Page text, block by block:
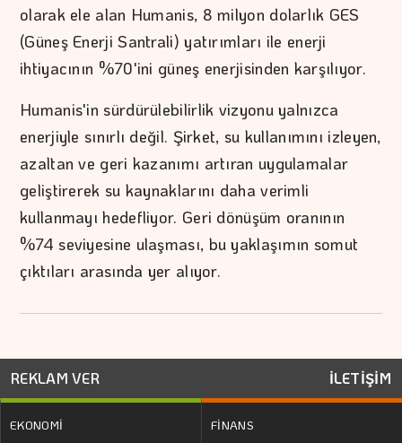
olarak ele alan Humanis, 8 milyon dolarlık GES
(Güneş Enerji Santrali) yatırımları ile enerji
ihtiyacının %70'ini güneş enerjisinden karşılıyor.
Humanis'in sürdürülebilirlik vizyonu yalnızca
enerjiyle sınırlı değil. Şirket, su kullanımını izleyen,
azaltan ve geri kazanımı artıran uygulamalar
geliştirerek su kaynaklarını daha verimli
kullanmayı hedefliyor. Geri dönüşüm oranının
%74 seviyesine ulaşması, bu yaklaşımın somut
çıktıları arasında yer alıyor.
REKLAM VER İLETİŞİM
EKONOMİ
FİNANS